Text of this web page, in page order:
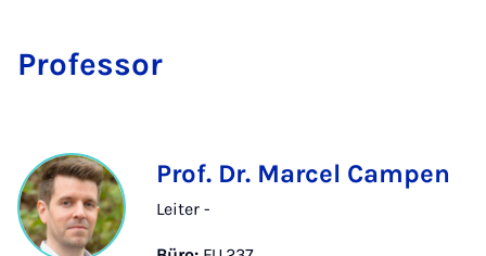
Pro­fes­sor
Prof. Dr. Marcel Campen
Leiter -